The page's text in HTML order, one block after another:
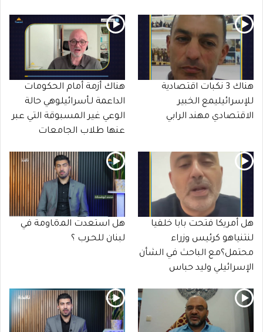
هناك 3 نكبات اقتصادية
للإسرائيليمع الخبير
الاقتصادي مهند الرابي
هناك أزمة أمام الحكومات
الداعمة لـأسرائيلوهي حالة
الوعي غير المسبوقة التي عبر
عنها طلاب الجامعات
هل أمريكا فتحت بابا خلفيا
لنتنياهو كرئيس وزراء
محتمل؟مع الباحث في الشأن
الإسرائيلي وليد حباس
هل استعدت المـöـاومة في
لبنان للحـرب ؟